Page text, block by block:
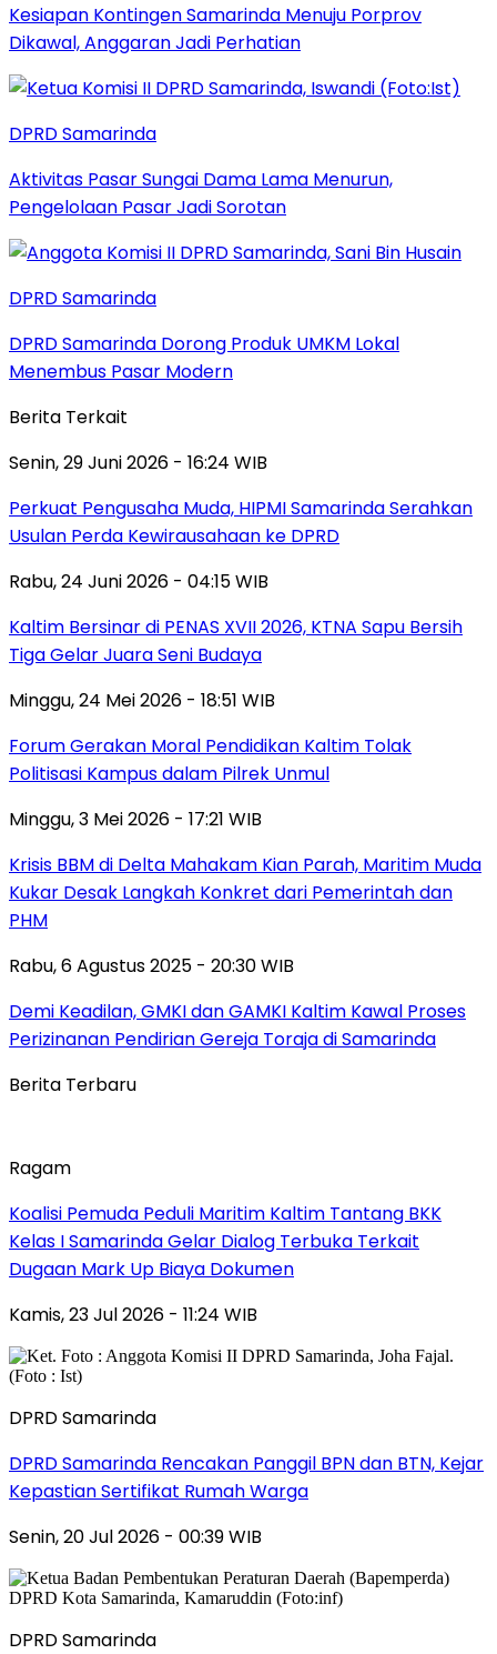
Kesiapan Kontingen Samarinda Menuju Porprov
Dikawal, Anggaran Jadi Perhatian
DPRD Samarinda
Aktivitas Pasar Sungai Dama Lama Menurun,
Pengelolaan Pasar Jadi Sorotan
DPRD Samarinda
DPRD Samarinda Dorong Produk UMKM Lokal
Menembus Pasar Modern
Berita Terkait
Senin, 29 Juni 2026 - 16:24 WIB
Perkuat Pengusaha Muda, HIPMI Samarinda Serahkan
Usulan Perda Kewirausahaan ke DPRD
Rabu, 24 Juni 2026 - 04:15 WIB
Kaltim Bersinar di PENAS XVII 2026, KTNA Sapu Bersih
Tiga Gelar Juara Seni Budaya
Minggu, 24 Mei 2026 - 18:51 WIB
Forum Gerakan Moral Pendidikan Kaltim Tolak
Politisasi Kampus dalam Pilrek Unmul
Minggu, 3 Mei 2026 - 17:21 WIB
Krisis BBM di Delta Mahakam Kian Parah, Maritim Muda
Kukar Desak Langkah Konkret dari Pemerintah dan
PHM
Rabu, 6 Agustus 2025 - 20:30 WIB
Demi Keadilan, GMKI dan GAMKI Kaltim Kawal Proses
Perizinanan Pendirian Gereja Toraja di Samarinda
Berita Terbaru
Ragam
Koalisi Pemuda Peduli Maritim Kaltim Tantang BKK
Kelas I Samarinda Gelar Dialog Terbuka Terkait
Dugaan Mark Up Biaya Dokumen
Kamis, 23 Jul 2026 - 11:24 WIB
DPRD Samarinda
DPRD Samarinda Rencakan Panggil BPN dan BTN, Kejar
Kepastian Sertifikat Rumah Warga
Senin, 20 Jul 2026 - 00:39 WIB
DPRD Samarinda